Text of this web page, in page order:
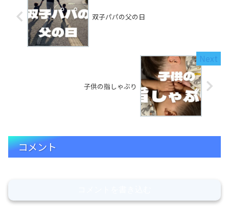
双子パパの父の日
子供の指しゃぶり
コメント